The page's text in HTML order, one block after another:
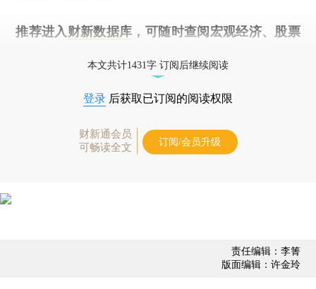
推荐进入 财新数据库 ，可随时查阅宏观经济、股票
本文共计1431字 订阅后继续阅读
登录 后获取已订阅的阅读权限
财新通会员
可畅读全文
订阅/会员升级
责任编辑：李箐
版面编辑：许金玲